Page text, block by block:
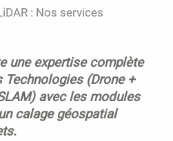
: Nos services
une expertise complète
(Drone +
avec les modules
calage géospatial